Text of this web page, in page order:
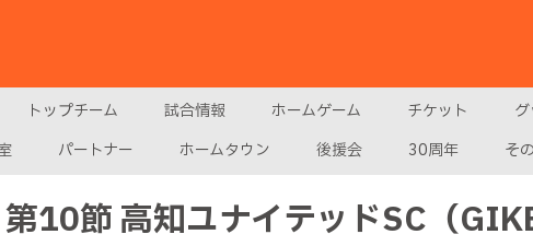
トップチーム 試合情報 ホームゲーム チケット
パートナー ホームタウン 後援会 30周年 そ
10節 高知ユナイテッドSC（